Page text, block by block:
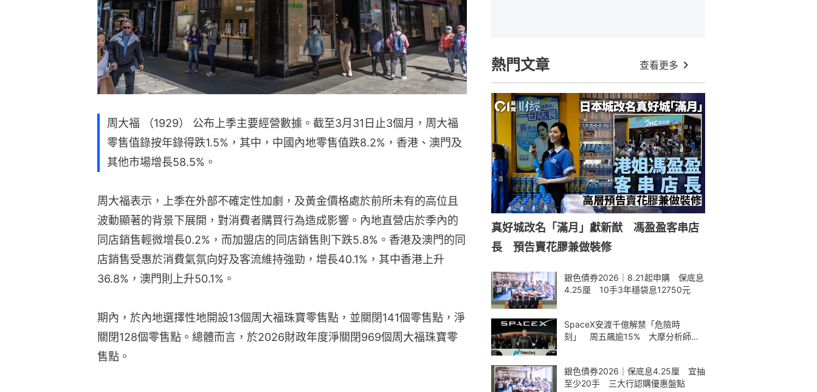
周大福 （1929） 公布上季主要經營數據。截至3月31日止3個月，周大福
零售值錄按年錄得跌1.5%，其中，中國內地零售值跌8.2%，香港、澳門及
其他市場增長58.5%。
周大福表示，上季在外部不確定性加劇，及黃金價格處於前所未有的高位且
波動顯著的背景下展開，對消費者購買行為造成影響。內地直營店於季內的
同店銷售輕微增長0.2%，而加盟店的同店銷售則下跌5.8%。香港及澳門的同
店銷售受惠於消費氣氛向好及客流維持強勁，增長40.1%，其中香港上升
36.8%，澳門則上升50.1%。
期內，於內地選擇性地開設13個周大福珠寶零售點，並關閉141個零售點，淨
關閉128個零售點。總體而言，於2026財政年度淨關閉969個周大福珠寶零
售點。
熱門文章 查看更多
真好城改名「滿月」獻新猷 馮盈盈客串店
長 預告賣花膠兼做裝修
銀色債券2026｜8.21起申購 保底息
4.25厘 10手3年穩袋息12750元
SpaceX安渡千億解禁「危險時
刻」 周五飆逾15% 大摩分析師神
銀色債券2026｜保底息4.25厘 宜抽
至少20手 三大行認購優惠盤點